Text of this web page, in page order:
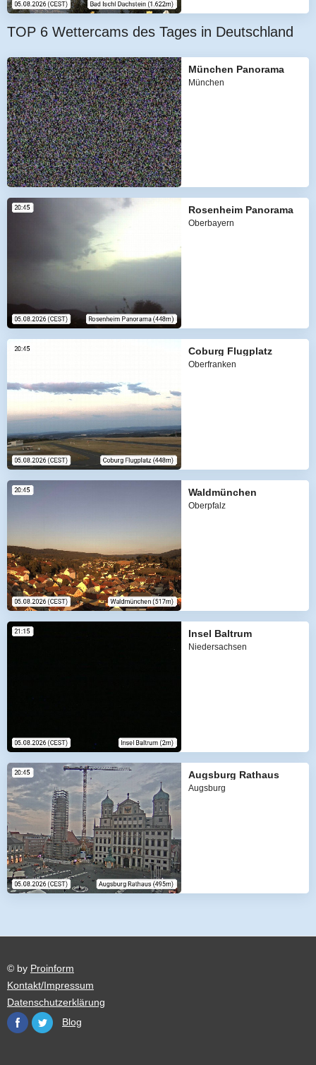
TOP 6 Wettercams des Tages in Deutschland
München Panorama
München
Rosenheim Panorama
Oberbayern
Coburg Flugplatz
Oberfranken
Waldmünchen
Oberpfalz
Insel Baltrum
Niedersachsen
Augsburg Rathaus
Augsburg
© by Proinform
Kontakt/Impressum
Datenschutzerklärung
Blog